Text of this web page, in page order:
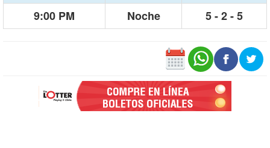
9:00 PM
Noche 5 - 2 - 5